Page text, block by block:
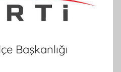
Başkanlığı